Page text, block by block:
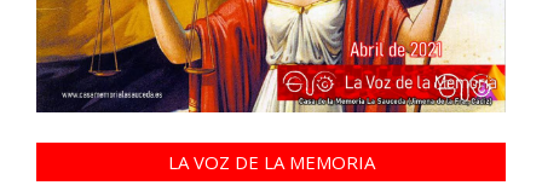
LA VOZ DE LA MEMORIA